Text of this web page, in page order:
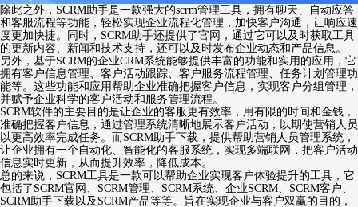
除此之外，SCRM助手是一款强大的scrm管理工具，拥有聊天、自动应答
和客服流程等功能，轻松实现企业流程化管理，加快客户沟通，让响应速
度更加快捷。同时，SCRM助手还提供了官网，通过它可以及时获取工具
的更新内容、新闻和技术支持，还可以及时发布企业动态和产品信息。
另外，基于SCRM的企业CRM系统能够提供丰富的功能和实用的应用，它
拥有客户信息管理、客户活动跟踪、客户服务流程管理、任务计划管理功
能等。这些功能和应用帮助企业准确把握客户信息，实现客户分组管理，
并赋予企业科学的客户活动和服务管理流程。
SCRM软件的主要目的是让企业的客服更有效率，用有限的时间和金钱，
准确把握客户信息，通过管理系统清晰地展示客户活动，以期使营销人员
以更高效率完成任务。而SCRM助手下载，提供帮助营销人员管理系统，
让企业拥有一个自动化、智能化的客服系统，实现多端联网，把客户活动
信息实时更新，从而提升效率，降低成本。
总的来说，SCRM工具是一款可以帮助企业实现客户体验提升的工具，它
包括了SCRM官网、SCRM管理、SCRM系统、企业SCRM、SCRM客户、
SCRM助手下载以及SCRM产品等等。旨在实现企业与客户双赢的目的，